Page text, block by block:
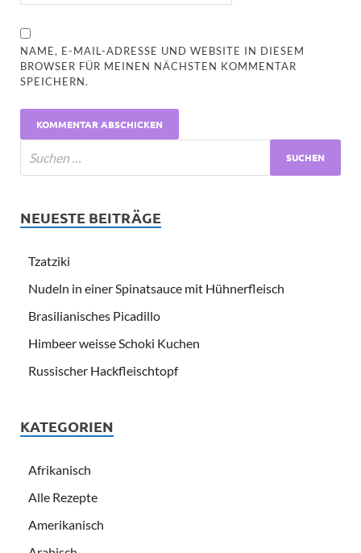
NAME, E-MAIL-ADRESSE UND WEBSITE IN DIESEM
BROWSER FÜR MEINEN NÄCHSTEN KOMMENTAR
SPEICHERN.
NEUESTE BEITRÄGE
Tzatziki
Nudeln in einer Spinatsauce mit Hühnerfleisch
Brasilianisches Picadillo
Himbeer weisse Schoki Kuchen
Russischer Hackfleischtopf
KATEGORIEN
Afrikanisch
Alle Rezepte
Amerikanisch